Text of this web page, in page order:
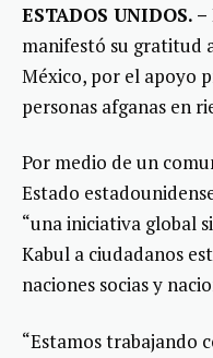
ESTADOS UNIDOS. –
manifestó su gratitud
México, por el apoyo
personas afganas en
Por medio de un
Estado
“una iniciativa global
Kabul a ciudadanos
naciones socias y
“Estamos trabajando